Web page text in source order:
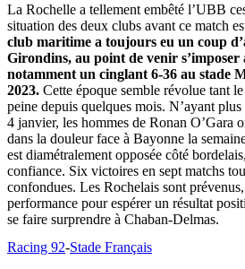
La Rochelle a tellement embêté l’UBB
situation des deux clubs avant ce match
club maritime a toujours eu un coup
Girondins, au point de venir s’imposer
notamment un cinglant 6-36 au stade
2023. Cette époque semble révolue tant
peine depuis quelques mois. N’ayant
4 janvier, les hommes de Ronan O’Gara
dans la douleur face à Bayonne la
est diamétralement opposée côté
confiance. Six victoires en sept matchs
confondues. Les Rochelais sont
performance pour espérer un résultat
se faire surprendre à Chaban-Delmas.
Racing 92-Stade Français